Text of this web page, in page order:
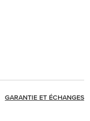
GARANTIE ET ÉCHANGES